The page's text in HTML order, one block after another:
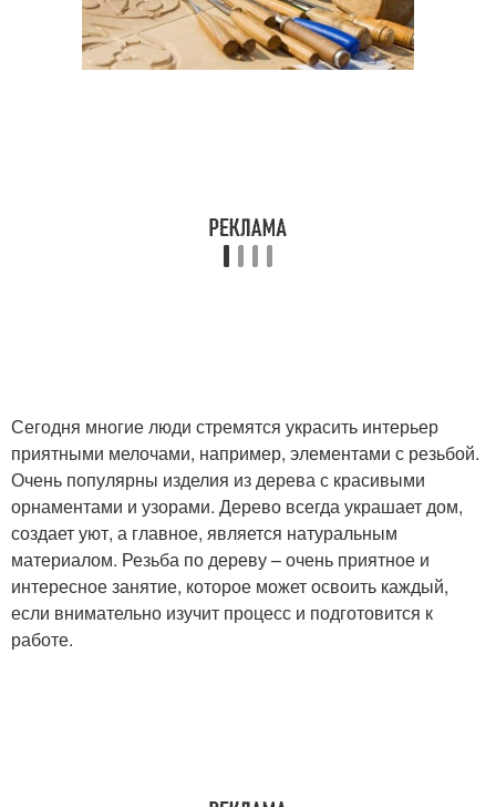
Сегодня многие люди стремятся украсить интерьер
приятными мелочами, например, элементами с резьбой.
Очень популярны изделия из дерева с красивыми
орнаментами и узорами. Дерево всегда украшает дом,
создает уют, а главное, является натуральным
материалом. Резьба по дереву – очень приятное и
интересное занятие, которое может освоить каждый,
если внимательно изучит процесс и подготовится к
работе.